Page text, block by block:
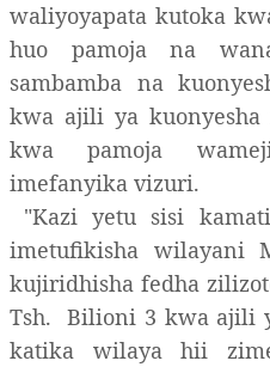
waliyoyapata kutoka
huo pamoja na
sambamba na
kwa ajili ya
kwa pamoja
imefanyika vizuri.
"Kazi yetu sisi
imetufikisha wilayani
kujiridhisha fedha
Tsh. Bilioni 3 kwa ajili
katika wilaya hii